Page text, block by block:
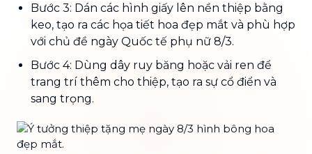
Bước 3: Dán các hình giấy lên nền thiệp bằng
keo, tạo ra các họa tiết hoa đẹp mắt và phù hợp
với chủ đề ngày Quốc tế phụ nữ 8/3.
Bước 4: Dùng dây ruy băng hoặc vải ren để
trang trí thêm cho thiệp, tạo ra sự cổ điển và
sang trọng.